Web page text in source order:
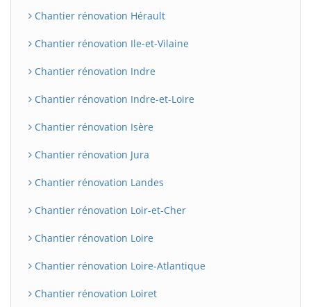
Chantier rénovation Hérault
Chantier rénovation Ile-et-Vilaine
Chantier rénovation Indre
Chantier rénovation Indre-et-Loire
Chantier rénovation Isère
Chantier rénovation Jura
Chantier rénovation Landes
Chantier rénovation Loir-et-Cher
Chantier rénovation Loire
Chantier rénovation Loire-Atlantique
Chantier rénovation Loiret
BatiWebPro
B